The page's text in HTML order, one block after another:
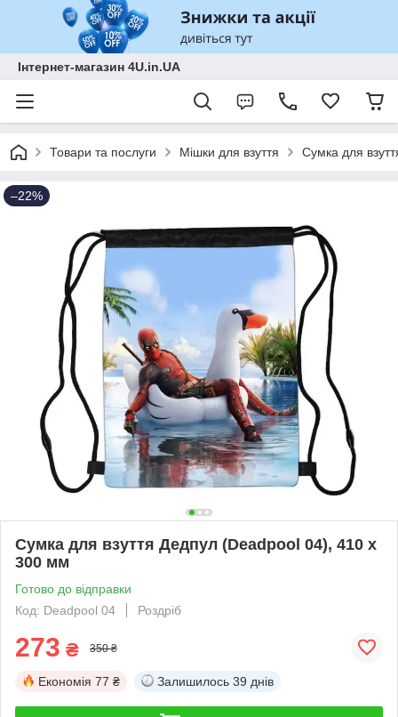
Інтернет-магазин 4U.in.UA
Товари та послуги Мішки для взуття Сумка для
–22%
Сумка для взуття Дедпул (Deadpool 04), 410 х
300 мм
Готово до відправки
Код: Deadpool 04
Роздріб
273 ₴ 350 ₴
Економія 77 ₴ Залишилось 39 днів